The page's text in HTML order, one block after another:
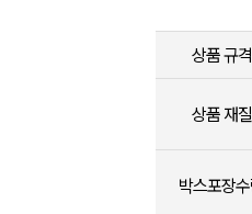
상품 규격
상품 재질
박스포장